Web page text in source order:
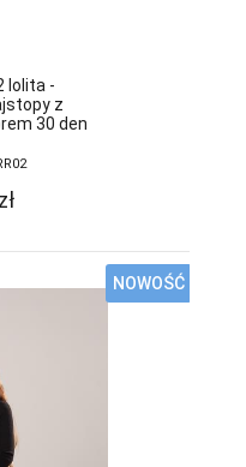
lolita -
z
30 den
zł
NOWOŚĆ